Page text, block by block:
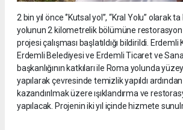
2 bin yıl önce ‘’Kutsal yol’’, “Kral Yolu” olarak
yolunun 2 kilometrelik bölümüne restorasyon
projesi çalışması başlatıldığı bildirildi. Erdemli
Erdemli Belediyesi ve Erdemli Ticaret ve
başkanlığının katkıları ile Roma yolunda
yapılarak çevresinde temizlik yapıldı
kazandırılmak üzere ışıklandırma ve
yapılacak. Projenin iki yıl içinde hizmete